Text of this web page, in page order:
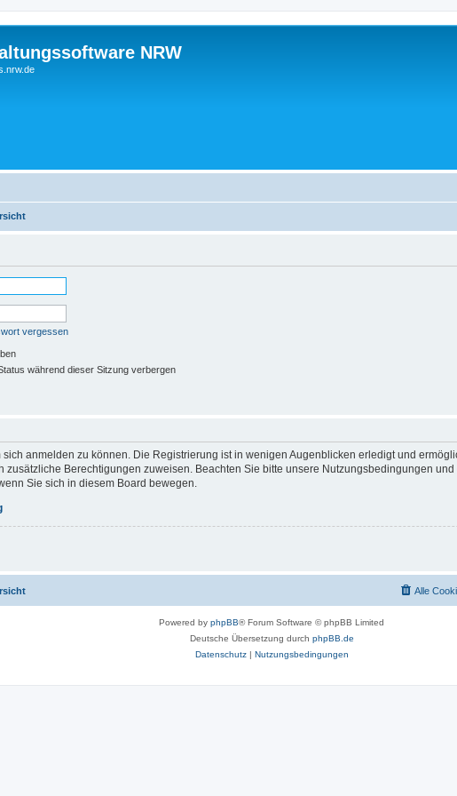
NRW
vergessen
während dieser Sitzung verbergen
anmelden zu können. Die Registrierung ist in wenigen Augenblicken erledigt und
zusätzliche Berechtigungen zuweisen. Beachten Sie bitte unsere Nutzungsbedingungen
Sie sich in diesem Board bewegen.
Alle
Powered by phpBB® Forum Software © phpBB Limited
Deutsche Übersetzung durch phpBB.de
Datenschutz| Nutzungsbedingungen